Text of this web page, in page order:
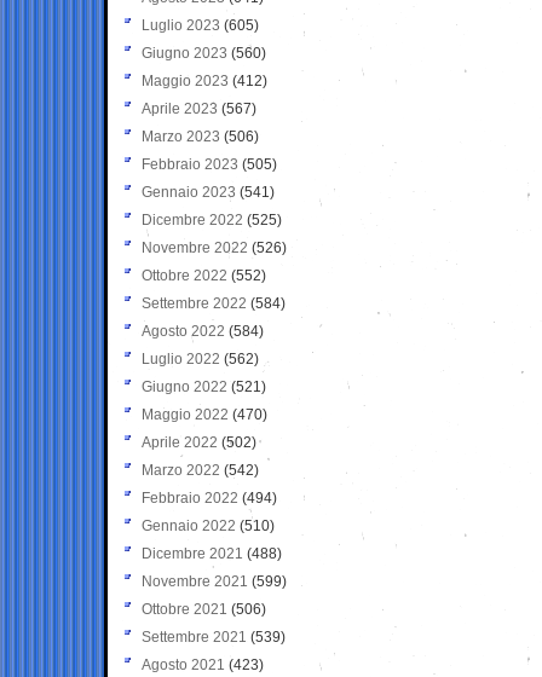
Luglio 2023 (605)
Giugno 2023 (560)
Maggio 2023 (412)
Aprile 2023 (567)
Marzo 2023 (506)
Febbraio 2023 (505)
Gennaio 2023 (541)
Dicembre 2022 (525)
Novembre 2022 (526)
Ottobre 2022 (552)
Settembre 2022 (584)
Agosto 2022 (584)
Luglio 2022 (562)
Giugno 2022 (521)
Maggio 2022 (470)
Aprile 2022 (502)
Marzo 2022 (542)
Febbraio 2022 (494)
Gennaio 2022 (510)
Dicembre 2021 (488)
Novembre 2021 (599)
Ottobre 2021 (506)
Settembre 2021 (539)
Agosto 2021 (423)